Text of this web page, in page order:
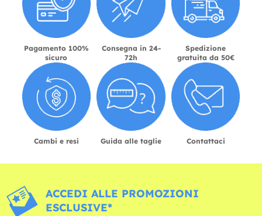
Pagamento 100%
sicuro
Consegna in 24-
72h
Spedizione
gratuita da 50€
Cambi e resi Guida alle taglie Contattaci
ACCEDI ALLE PROMOZIONI
ESCLUSIVE*